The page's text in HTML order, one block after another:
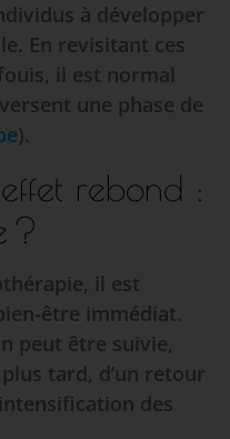
à développer
En revisitant ces
il est normal
une phase de
).
rebond :
?
il est
être immédiat.
peut être suivie,
tard, d’un retour
des